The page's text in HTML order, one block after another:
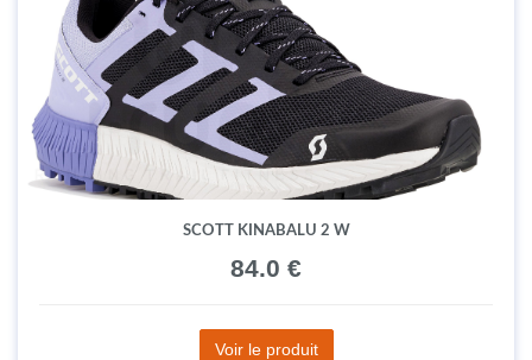
SCOTT KINABALU 2 W
84.0 €
Voir le produit